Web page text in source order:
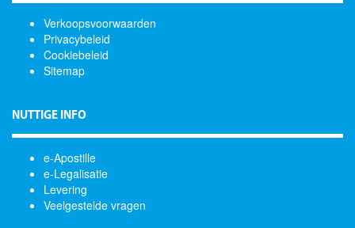
Verkoopsvoorwaarden
Privacybeleid
Cookiebeleid
Sitemap
NUTTIGE INFO
e-Apostille
e-Legalisatie
Levering
Veelgestelde vragen